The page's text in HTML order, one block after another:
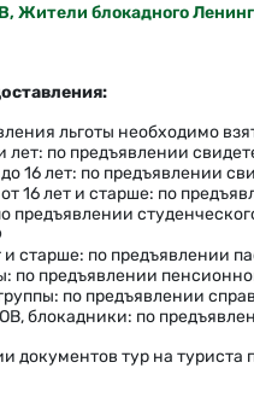
Жители блокадного
льготы необходимо
лет: по предъявлении
16 лет: по предъявлении
16 лет и старше: по
предъявлении
и старше: по предъявлении
по предъявлении
по предъявлении
блокадники: по
документов тур на